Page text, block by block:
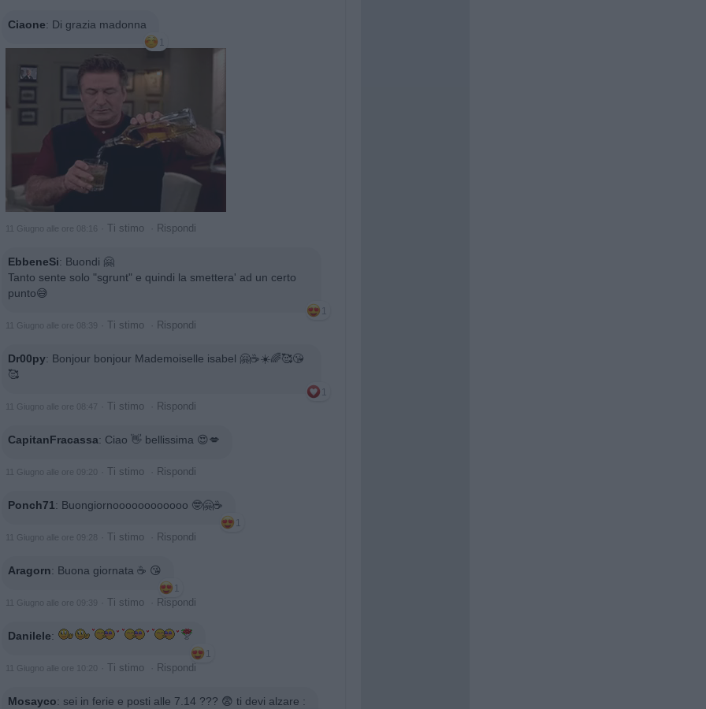
Ciaone: Di grazia madonna
1
11 Giugno alle ore 08:16 Ti stimo Rispondi
EbbeneSi: Buondi 🤗
Tanto sente solo "sgrunt" e quindi la smettera' ad un certo
punto😅
1
11 Giugno alle ore 08:39 Ti stimo Rispondi
Dr00py: Bonjour bonjour Mademoiselle isabel 🤗☕☀️🌈🥰😘
🥰
1
11 Giugno alle ore 08:47 Ti stimo Rispondi
CapitanFracassa: Ciao 👋 bellissima 😍💋
11 Giugno alle ore 09:20 Ti stimo Rispondi
Ponch71: Buongiornoooooooooooo 🤓🤗☕
1
11 Giugno alle ore 09:28 Ti stimo Rispondi
Aragorn: Buona giornata ☕️ 😘
1
11 Giugno alle ore 09:39 Ti stimo Rispondi
Danilele:
1
11 Giugno alle ore 10:20 Ti stimo Rispondi
Mosayco: sei in ferie e posti alle 7.14 ??? 😨 ti devi alzare :